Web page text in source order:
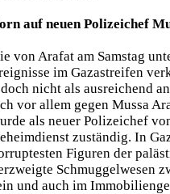
auf neuen Polizeichef
von Arafat am Samstag
im Gazastreifen
nicht als ausreichend
vor allem gegen Mussa
als neuer Polizeichef
zuständig. In
Figuren der
Schmuggelwesen
und auch im